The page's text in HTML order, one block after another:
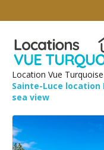
Location Vue Turquoise
Sainte-Luce
sea view